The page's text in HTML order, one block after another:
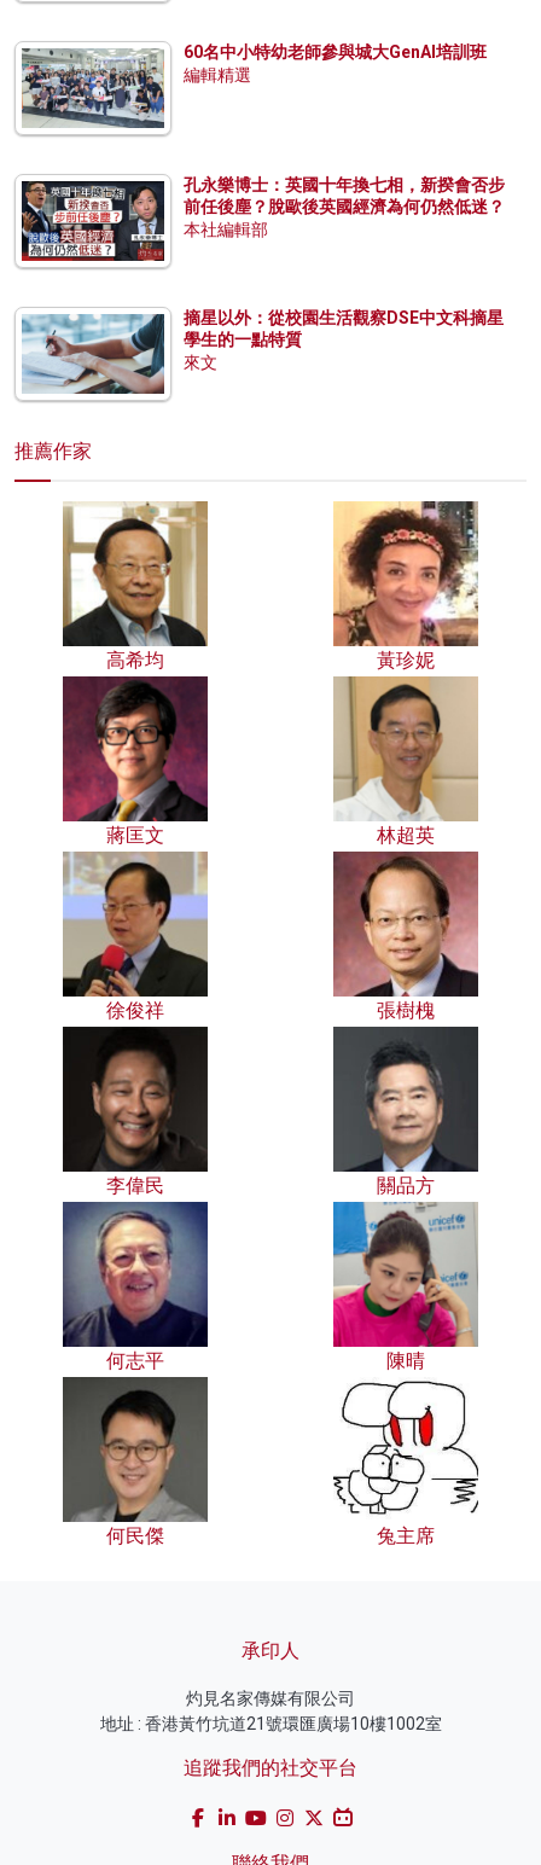
60名中小特幼老師參與城大GenAI培訓班
編輯精選
孔永樂博士：英國十年換七相，新揆會否步
前任後塵？脫歐後英國經濟為何仍然低迷？
本社編輯部
摘星以外：從校園生活觀察DSE中文科摘星
學生的一點特質
來文
推薦作家
高希均 黃珍妮
蔣匡文 林超英
徐俊祥 張樹槐
李偉民 關品方
何志平 陳晴
何民傑 兔主席
承印人
灼見名家傳媒有限公司
地址 : 香港黃竹坑道21號環匯廣場10樓1002室
追蹤我們的社交平台